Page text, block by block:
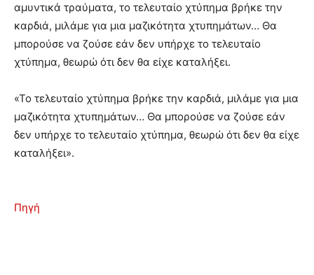
αμυντικά τραύματα, το τελευταίο χτύπημα βρήκε την
καρδιά, μιλάμε για μια μαζικότητα χτυπημάτων… Θα
μπορούσε να ζούσε εάν δεν υπήρχε το τελευταίο
χτύπημα, θεωρώ ότι δεν θα είχε καταλήξει.
«Το τελευταίο χτύπημα βρήκε την καρδιά, μιλάμε για μια
μαζικότητα χτυπημάτων… Θα μπορούσε να ζούσε εάν
δεν υπήρχε το τελευταίο χτύπημα, θεωρώ ότι δεν θα είχε
καταλήξει».
Πηγή